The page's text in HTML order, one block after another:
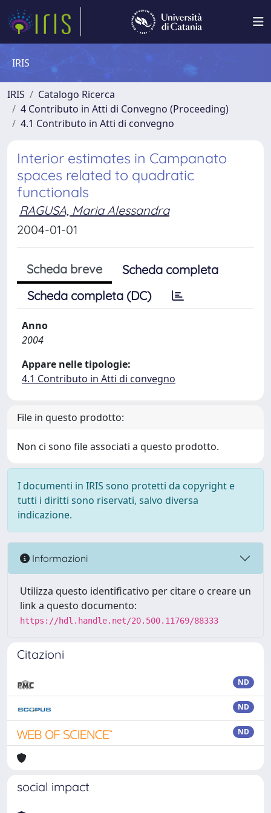
IRIS
IRIS
Catalogo Ricerca
4 Contributo in Atti di Convegno (Proceeding)
4.1 Contributo in Atti di convegno
Interior estimates in Campanato
spaces related to quadratic
functionals
RAGUSA, Maria Alessandra
2004-01-01
Scheda breve
Scheda completa
Scheda completa (DC)
Anno
2004
Appare nelle tipologie:
4.1 Contributo in Atti di convegno
File in questo prodotto:
Non ci sono file associati a questo prodotto.
I documenti in IRIS sono protetti da copyright e
tutti i diritti sono riservati, salvo diversa
indicazione.
Informazioni
Utilizza questo identificativo per citare o creare un
link a questo documento:
https://hdl.handle.net/20.500.11769/88333
Citazioni
ND
ND
ND
social impact